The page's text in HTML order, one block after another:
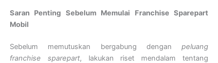
Saran Penting Sebelum Memulai Franchise Sparepart
Mobil
Sebelum memutuskan bergabung dengan peluang
franchise sparepart, lakukan riset mendalam tentang